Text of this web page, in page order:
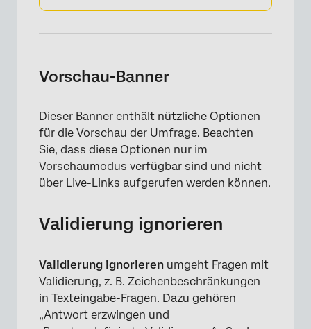
×
Vorschau-Banner
Dieser Banner enthält nützliche Optionen
für die Vorschau der Umfrage. Beachten
Sie, dass diese Optionen nur im
Vorschaumodus verfügbar sind und nicht
über Live-Links aufgerufen werden können.
Validierung ignorieren
Validierung ignorieren umgeht Fragen mit
Validierung, z. B. Zeichenbeschränkungen
in Texteingabe-Fragen. Dazu gehören
„Antwort erzwingen und